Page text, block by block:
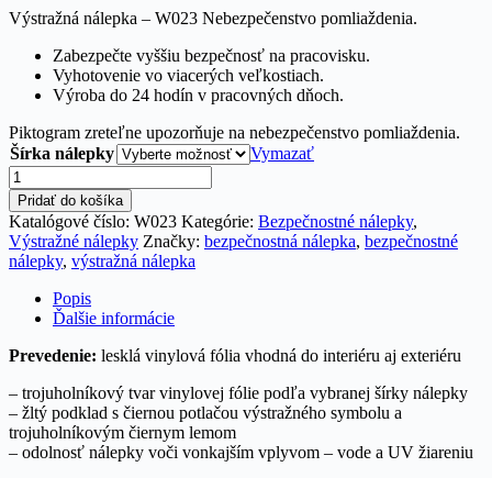
€0.18
€18.89
Výstražná nálepka – W023 Nebezpečenstvo pomliaždenia.
Zabezpečte vyššiu bezpečnosť na pracovisku.
Vyhotovenie vo viacerých veľkostiach.
Výroba do 24 hodín v pracovných dňoch.
Piktogram zreteľne upozorňuje na nebezpečenstvo pomliaždenia.
Šírka nálepky
Vymazať
množstvo
Nálepka
-
W023
Nebezpečenstvo
pomliaždenia
Pridať do košíka
Katalógové číslo: W023 Kategórie: Bezpečnostné nálepky,
Výstražné nálepky Značky: bezpečnostná nálepka, bezpečnostné
nálepky, výstražná nálepka
Popis
Ďalšie informácie
Prevedenie: lesklá vinylová fólia vhodná do interiéru aj exteriéru
– trojuholníkový tvar vinylovej fólie podľa vybranej šírky nálepky
– žltý podklad s čiernou potlačou výstražného symbolu a
trojuholníkovým čiernym lemom
– odolnosť nálepky voči vonkajším vplyvom – vode a UV žiareniu